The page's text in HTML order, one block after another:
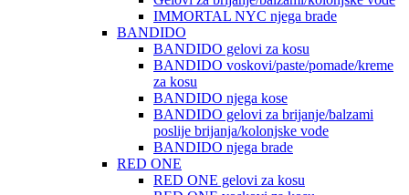
IMMORTAL NYC njega brade
BANDIDO
BANDIDO gelovi za kosu
BANDIDO voskovi/paste/pomade/kreme
za kosu
BANDIDO njega kose
BANDIDO gelovi za brijanje/balzami
poslije brijanja/kolonjske vode
BANDIDO njega brade
RED ONE
RED ONE gelovi za kosu